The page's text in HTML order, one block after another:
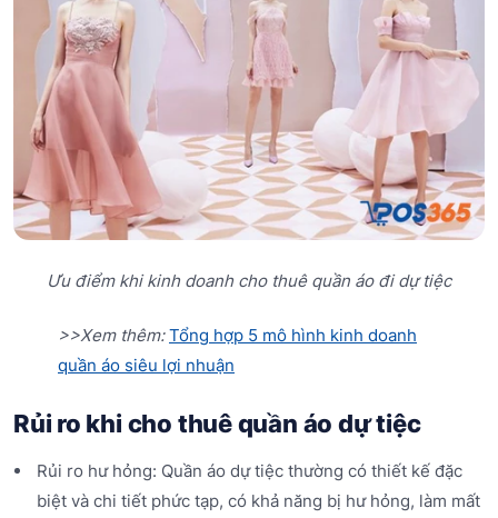
Ưu điểm khi kinh doanh cho thuê quần áo đi dự tiệc
>>Xem thêm:Tổng hợp 5 mô hình kinh doanh
quần áo siêu lợi nhuận
Rủi ro khi cho thuê quần áo dự tiệc
Rủi ro hư hỏng: Quần áo dự tiệc thường có thiết kế đặc
biệt và chi tiết phức tạp, có khả năng bị hư hỏng, làm mất